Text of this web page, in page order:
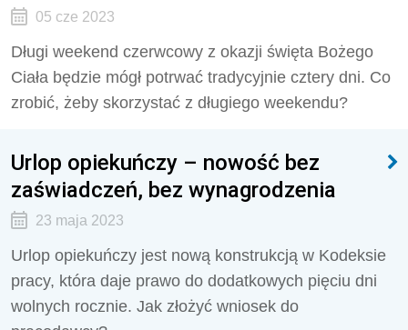
05 cze 2023
Długi weekend czerwcowy z okazji święta Bożego
Ciała będzie mógł potrwać tradycyjnie cztery dni. Co
zrobić, żeby skorzystać z długiego weekendu?
Urlop opiekuńczy – nowość bez
zaświadczeń, bez wynagrodzenia
23 maja 2023
Urlop opiekuńczy jest nową konstrukcją w Kodeksie
pracy, która daje prawo do dodatkowych pięciu dni
wolnych rocznie. Jak złożyć wniosek do